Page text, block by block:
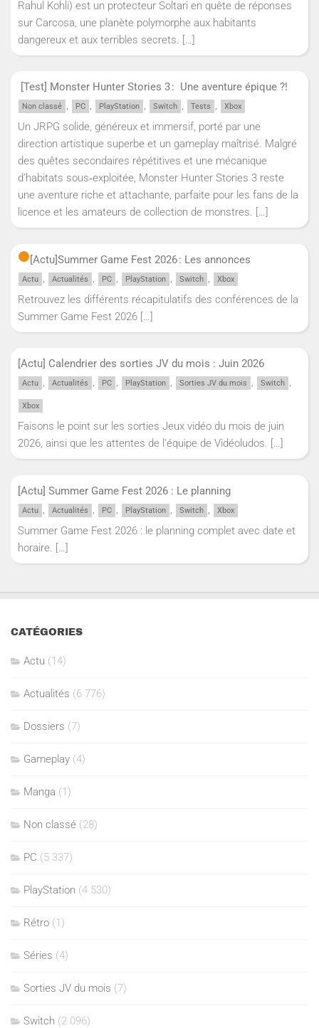
Rahul Kohli) est un protecteur Soltari en quête de réponses
sur Carcosa, une planète polymorphe aux habitants
dangereux et aux terribles secrets.
[…]
[Test] Monster Hunter Stories 3 : Une aventure épique ?!
Non classé , PC , PlayStation , Switch , Tests , Xbox
Un JRPG solide, généreux et immersif, porté par une
direction artistique superbe et un gameplay maîtrisé. Malgré
des quêtes secondaires répétitives et une mécanique
d’habitats sous‑exploitée, Monster Hunter Stories 3 reste
une aventure riche et attachante, parfaite pour les fans de la
licence et les amateurs de collection de monstres. […]
[Actu]Summer Game Fest 2026 : Les annonces
Actu Actualités PC PlayStation Switch Xbox
Retrouvez les différents récapitulatifs des conférences de la
Summer Game Fest 2026 […]
[Actu] Calendrier des sorties JV du mois : Juin 2026
Actu , Actualités , PC , PlayStation , Sorties JV du mois , Switch ,
Xbox
Faisons le point sur les sorties Jeux vidéo du mois de juin
2026, ainsi que les attentes de l'équipe de Vidéoludos. […]
[Actu] Summer Game Fest 2026 : Le planning
Actu Actualités PC PlayStation Switch Xbox
Summer Game Fest 2026 : le planning complet avec date et
horaire.
[…]
CATÉGORIES
Actu (14)
Actualités (6 776)
Dossiers (7)
Gameplay (4)
Manga (1)
Non classé (28)
PC (5 337)
PlayStation (4 530)
Rétro (1)
Séries (4)
Sorties JV du mois (7)
Switch (2 096)